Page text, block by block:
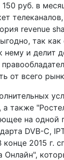
руб. в
revenue
так как
нему и делит
от всего
а также
на одной
DVB-C,
конце 2015 г.
Онлайн",